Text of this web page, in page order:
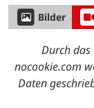
Bilder
Durch das
nocookie.com
Daten